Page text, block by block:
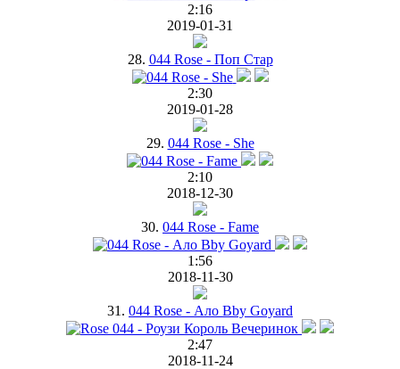
2:16
2019-01-31
28. 044 Rose - Поп Стар
2:30
2019-01-28
29. 044 Rose - She
2:10
2018-12-30
30. 044 Rose - Fame
1:56
2018-11-30
31. 044 Rose - Ало Bby Goyard
2:47
2018-11-24